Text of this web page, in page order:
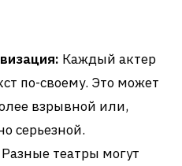
Каждый актер
по-своему. Это может
взрывной или,
серьезной.
Разные театры могут